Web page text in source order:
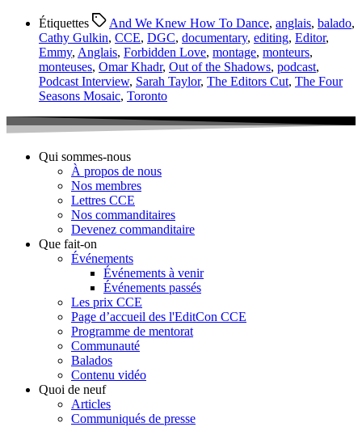
Étiquettes And We Knew How To Dance, anglais, balado,
Cathy Gulkin, CCE, DGC, documentary, editing, Editor,
Emmy, Anglais, Forbidden Love, montage, monteurs,
monteuses, Omar Khadr, Out of the Shadows, podcast,
Podcast Interview, Sarah Taylor, The Editors Cut, The Four
Seasons Mosaic, Toronto
Qui sommes-nous
À propos de nous
Nos membres
Lettres CCE
Nos commanditaires
Devenez commanditaire
Que fait-on
Événements
Événements à venir
Événements passés
Les prix CCE
Page d’accueil des l'EditCon CCE
Programme de mentorat
Communauté
Balados
Contenu vidéo
Quoi de neuf
Articles
Communiqués de presse